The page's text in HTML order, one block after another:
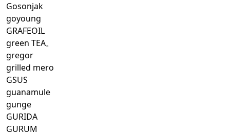
Gosonjak
goyoung
GRAFEOIL
green TEA。
gregor
grilled mero
GSUS
guanamule
gunge
GURIDA
GURUM